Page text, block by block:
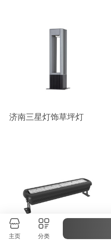
济南三星灯饰草坪灯
主页 分类